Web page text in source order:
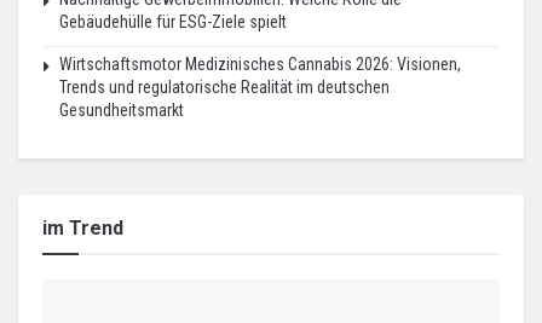
Gebäudehülle für ESG-Ziele spielt
Wirtschaftsmotor Medizinisches Cannabis 2026: Visionen,
Trends und regulatorische Realität im deutschen
Gesundheitsmarkt
im Trend